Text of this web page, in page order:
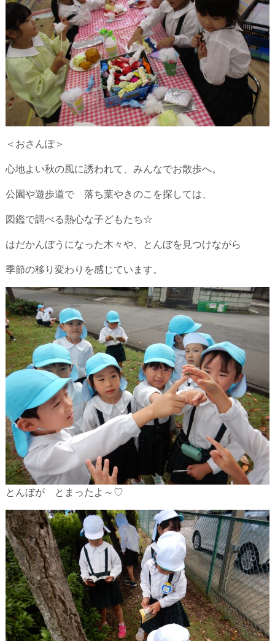
＜おさんぽ＞
心地よい秋の風に誘われて、みんなでお散歩へ。
公園や遊歩道で 落ち葉やきのこを探しては、
図鑑で調べる熱心な子どもたち☆
はだかんぼうになった木々や、とんぼを見つけながら
季節の移り変わりを感じています。
とんぼが とまったよ～♡